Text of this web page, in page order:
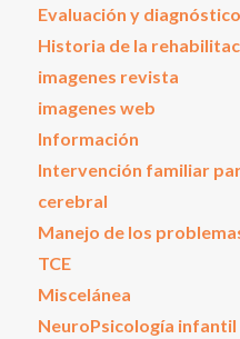
Evaluación y diagnóstico
Historia de la
imagenes revista
imagenes web
Información
Intervención familiar
cerebral
Manejo de los
TCE
Miscelánea
NeuroPsicología infantil